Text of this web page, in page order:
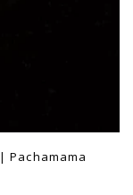
Pachamama